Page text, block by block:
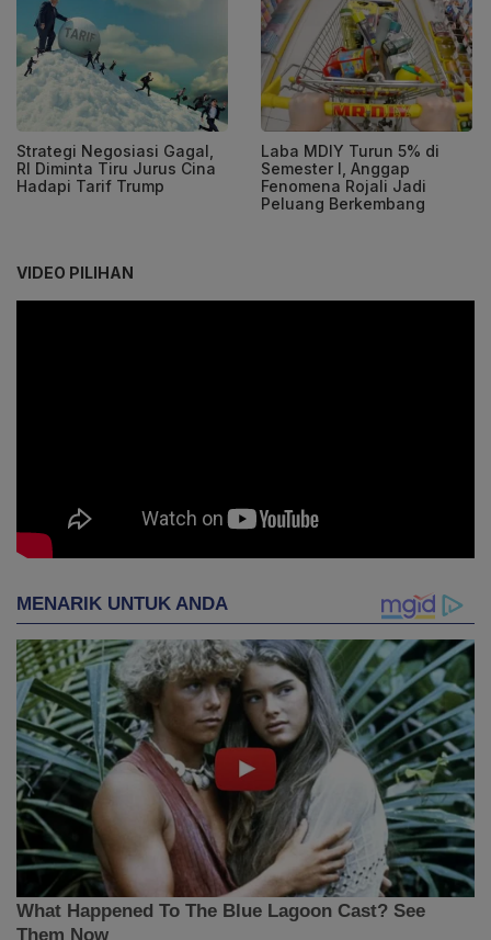
Strategi Negosiasi Gagal,
RI Diminta Tiru Jurus Cina
Hadapi Tarif Trump
Laba MDIY Turun 5% di
Semester I, Anggap
Fenomena Rojali Jadi
Peluang Berkembang
VIDEO PILIHAN